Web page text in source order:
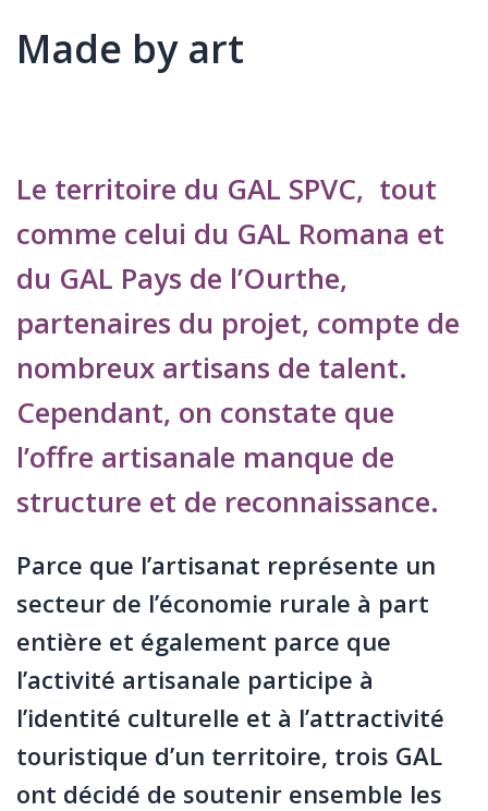
Made by art
Élément
Texte
Le territoire du GAL SPVC, tout
comme celui du GAL Romana et
du GAL Pays de l’Ourthe,
partenaires du projet, compte de
nombreux artisans de talent.
Cependant, on constate que
l’offre artisanale manque de
structure et de reconnaissance.
Parce que l’artisanat représente un
secteur de l’économie rurale à part
entière et également parce que
l’activité artisanale participe à
l’identité culturelle et à l’attractivité
touristique d’un territoire, trois GAL
ont décidé de soutenir ensemble les